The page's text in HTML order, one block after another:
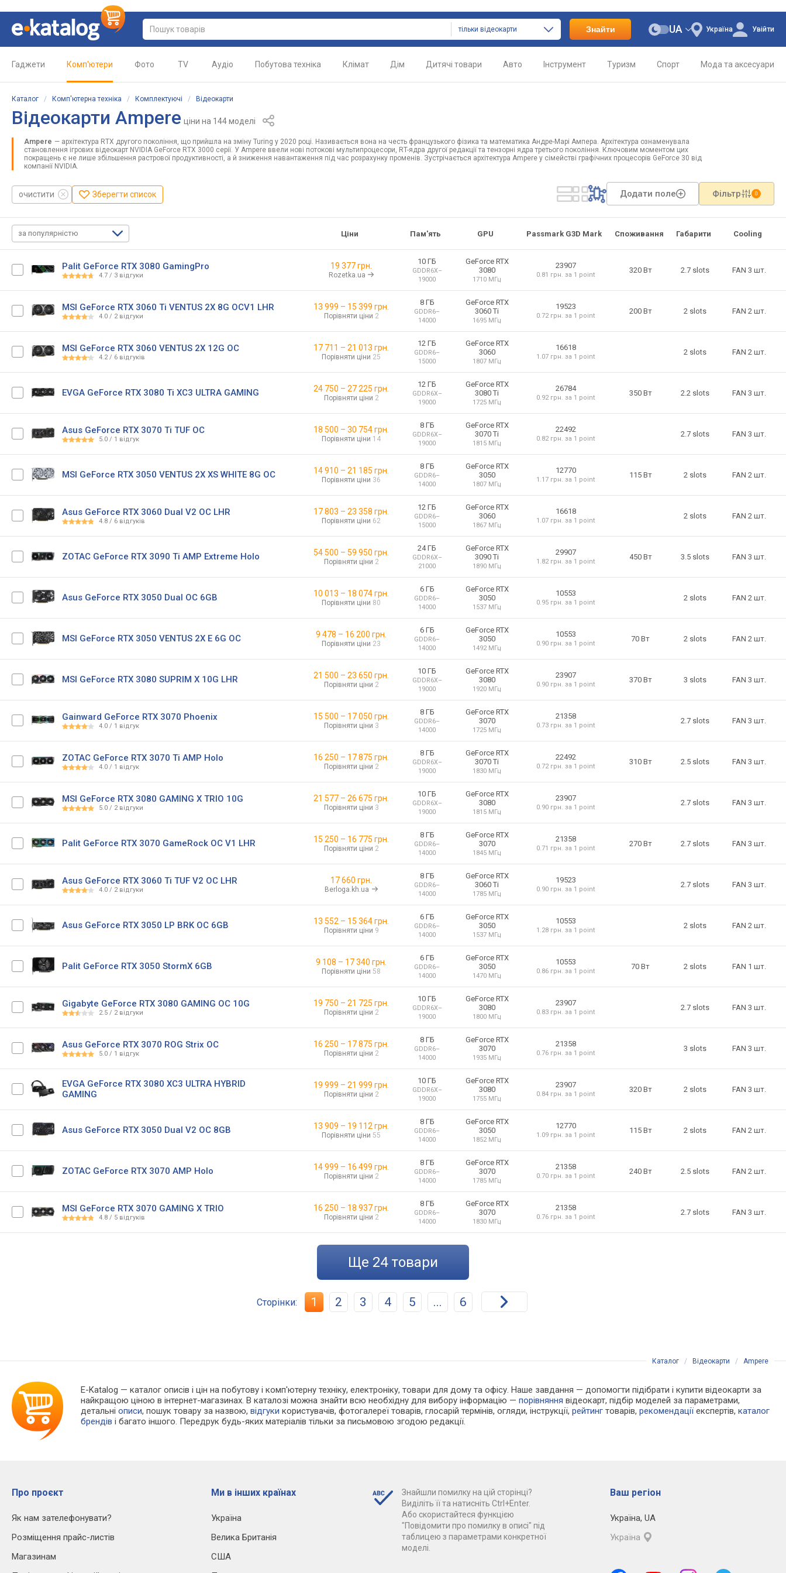
тільки відеокарти Знайти Україна
UA Увійти
Гаджети Комп'ютери Фото TV Аудіо Побутова техніка Клімат Дім Дитячі товари Авто Інструмент Туризм Спорт Мода та аксесуари
Каталог / Комп'ютерна техніка / Комплектуючі / Відеокарти
Відеокарти Ampere ціни на 144 моделі
Ampere — архітектура RTX другого покоління, що прийшла на зміну Turing у 2020 році. Називається вона на честь французького фізика та математика Андре-Марі Ампера. Архітектура ознаменувала
становлення ігрових відеокарт NVIDIA GeForce RTX 3000 серії. У Ampere ввели нові потокові мультипроцесори, RT-ядра другої редакції та тензорні ядра третього покоління. Ключовим моментом цих
покращень є не лише збільшення растрової продуктивності, а й зниження навантаження під час розрахунку променів. Зустрічається архітектура Ampere у сімействі графічних процесорів GeForce 30 від
компанії NVIDIA.
очистити Зберегти список Додати поле Фільтр 0
за популярністю Ціни Пам'ять GPU Passmark G3D Mark Споживання Габарити Cooling
Palit GeForce RTX 3080 GamingPro
4.7 / 3 відгуки
19 377 грн.
Rozetka.ua
10 ГБ
GDDR6X–
19000
GeForce RTX
3080
1710 МГц
23907
0.81 грн. за 1 point
320 Вт 2.7 slots FAN 3 шт.
MSI GeForce RTX 3060 Ti VENTUS 2X 8G OCV1 LHR
4.0 / 2 відгуки
13 999 – 15 399 грн.
Порівняти ціни 2
8 ГБ
GDDR6–
14000
GeForce RTX
3060 Ti
1695 МГц
19523
0.72 грн. за 1 point
200 Вт 2 slots FAN 2 шт.
MSI GeForce RTX 3060 VENTUS 2X 12G OC
4.2 / 6 відгуків
17 711 – 21 013 грн.
Порівняти ціни 25
12 ГБ
GDDR6–
15000
GeForce RTX
3060
1807 МГц
16618
1.07 грн. за 1 point
2 slots FAN 2 шт.
EVGA GeForce RTX 3080 Ti XC3 ULTRA GAMING 24 750 – 27 225 грн.
Порівняти ціни 2
12 ГБ
GDDR6X–
19000
GeForce RTX
3080 Ti
1725 МГц
26784
0.92 грн. за 1 point
350 Вт 2.2 slots FAN 3 шт.
Asus GeForce RTX 3070 Ti TUF OC
5.0 / 1 відгук
18 500 – 30 754грн.
Порівняти ціни 14
8 ГБ
GDDR6X–
19000
GeForce RTX
3070 Ti
1815 МГц
22492
0.82 грн. за 1 point
2.7 slots FAN 3 шт.
MSI GeForce RTX 3050 VENTUS 2X XS WHITE 8G OC 14 910 – 21 185 грн.
Порівняти ціни 36
8 ГБ
GDDR6–
14000
GeForce RTX
3050
1807 МГц
12770
1.17 грн. за 1 point
115 Вт 2 slots FAN 2 шт.
Asus GeForce RTX 3060 Dual V2 OC LHR
4.8 / 6 відгуків
17 803 – 23 358 грн.
Порівняти ціни 62
12 ГБ
GDDR6–
15000
GeForce RTX
3060
1867 МГц
16618
1.07 грн. за 1 point
2 slots FAN 2 шт.
ZOTAC GeForce RTX 3090 Ti AMP Extreme Holo 54 500 – 59 950 грн.
Порівняти ціни 2
24 ГБ
GDDR6X–
21000
GeForce RTX
3090 Ti
1890 МГц
29907
1.82 грн. за 1 point
450 Вт 3.5 slots FAN 3 шт.
Asus GeForce RTX 3050 Dual OC 6GB 10 013 – 18 074грн.
Порівняти ціни 80
6 ГБ
GDDR6–
14000
GeForce RTX
3050
1537 МГц
10553
0.95 грн. за 1 point
2 slots FAN 2 шт.
MSI GeForce RTX 3050 VENTUS 2X E 6G OC 9 478 – 16 200 грн.
Порівняти ціни 23
6 ГБ
GDDR6–
14000
GeForce RTX
3050
1492 МГц
10553
0.90 грн. за 1 point
70 Вт 2 slots FAN 2 шт.
MSI GeForce RTX 3080 SUPRIM X 10G LHR 21 500 – 23 650 грн.
Порівняти ціни 2
10 ГБ
GDDR6X–
19000
GeForce RTX
3080
1920 МГц
23907
0.90 грн. за 1 point
370 Вт 3 slots FAN 3 шт.
Gainward GeForce RTX 3070 Phoenix
4.0 / 1 відгук
15 500 – 17 050 грн.
Порівняти ціни 3
8 ГБ
GDDR6–
14000
GeForce RTX
3070
1725 МГц
21358
0.73 грн. за 1 point
2.7 slots FAN 3 шт.
ZOTAC GeForce RTX 3070 Ti AMP Holo
4.0 / 1 відгук
16 250 – 17 875 грн.
Порівняти ціни 2
8 ГБ
GDDR6X–
19000
GeForce RTX
3070 Ti
1830 МГц
22492
0.72 грн. за 1 point
310 Вт 2.5 slots FAN 3 шт.
MSI GeForce RTX 3080 GAMING X TRIO 10G
5.0 / 2 відгуки
21 577 – 26 675 грн.
Порівняти ціни 3
10 ГБ
GDDR6X–
19000
GeForce RTX
3080
1815 МГц
23907
0.90 грн. за 1 point
2.7 slots FAN 3 шт.
Palit GeForce RTX 3070 GameRock OC V1 LHR 15 250 – 16 775 грн.
Порівняти ціни 2
8 ГБ
GDDR6–
14000
GeForce RTX
3070
1845 МГц
21358
0.71 грн. за 1 point
270 Вт 2.7 slots FAN 3 шт.
Asus GeForce RTX 3060 Ti TUF V2 OC LHR
4.0 / 2 відгуки
17 660 грн.
Berloga.kh.ua
8 ГБ
GDDR6–
14000
GeForce RTX
3060 Ti
1785 МГц
19523
0.90 грн. за 1 point
2.7 slots FAN 3 шт.
Asus GeForce RTX 3050 LP BRK OC 6GB 13 552 – 15 364грн.
Порівняти ціни 9
6 ГБ
GDDR6–
14000
GeForce RTX
3050
1537 МГц
10553
1.28 грн. за 1 point
2 slots FAN 2 шт.
Palit GeForce RTX 3050 StormX 6GB 9 108 – 17 340 грн.
Порівняти ціни 58
6 ГБ
GDDR6–
14000
GeForce RTX
3050
1470 МГц
10553
0.86 грн. за 1 point
70 Вт 2 slots FAN 1 шт.
Gigabyte GeForce RTX 3080 GAMING OC 10G
2.5 / 2 відгуки
19 750 – 21 725 грн.
Порівняти ціни 2
10 ГБ
GDDR6X–
19000
GeForce RTX
3080
1800 МГц
23907
0.83 грн. за 1 point
2.7 slots FAN 3 шт.
Asus GeForce RTX 3070 ROG Strix OC
5.0 / 1 відгук
16 250 – 17 875 грн.
Порівняти ціни 2
8 ГБ
GDDR6–
14000
GeForce RTX
3070
1935 МГц
21358
0.76 грн. за 1 point
3 slots FAN 3 шт.
EVGA GeForce RTX 3080 XC3 ULTRA HYBRID
GAMING
19 999 – 21 999 грн.
Порівняти ціни 2
10 ГБ
GDDR6X–
19000
GeForce RTX
3080
1755 МГц
23907
0.84 грн. за 1 point
320 Вт 2 slots FAN 3 шт.
Asus GeForce RTX 3050 Dual V2 OC 8GB 13 909 – 19 112 грн.
Порівняти ціни 55
8 ГБ
GDDR6–
14000
GeForce RTX
3050
1852 МГц
12770
1.09 грн. за 1 point
115 Вт 2 slots FAN 2 шт.
ZOTAC GeForce RTX 3070 AMP Holo 14 999 – 16 499 грн.
Порівняти ціни 2
8 ГБ
GDDR6–
14000
GeForce RTX
3070
1785 МГц
21358
0.70 грн. за 1 point
240 Вт 2.5 slots FAN 2 шт.
MSI GeForce RTX 3070 GAMING X TRIO
4.8 / 5 відгуків
16 250 – 18 937грн.
Порівняти ціни 2
8 ГБ
GDDR6–
14000
GeForce RTX
3070
1830 МГц
21358
0.76 грн. за 1 point
2.7 slots FAN 3 шт.
ще 24товари
Сторінки: 1 2 3 4 5 ... 6
Каталог / Відеокарти / Ampere
E-Katalog — каталог описів і цін на побутову і комп'ютерну техніку, електроніку, товари для дому та офісу. Наше завдання — допомогти підібрати і купити відеокарти за
найкращою ціною в інтернет-магазинах. В каталозі можна знайти всю необхідну для вибору інформацію —порівняння відеокарт, підбір моделей за параметрами,
детальніописи, пошук товару за назвою,відгуки користувачів, фотогалереї товарів, глосарій термінів, огляди, інструкції,рейтинг товарів,рекомендації експертів,каталог
брендів і багато іншого. Передрук будь-яких матеріалів тільки за письмовою згодою редакції.
Про проєкт
Як нам зателефонувати?
Розміщення прайс-листів
Магазинам
Ми в інших країнах
Україна
Велика Британія
США
Знайшли помилку на цій сторінці?
Виділіть її та натисніть Ctrl+Enter.
Або скористайтеся функцією
"Повідомити про помилку в описі" під
таблицею з параметрами конкретної
моделі.
Ваш регіон
Україна, UA
Україна